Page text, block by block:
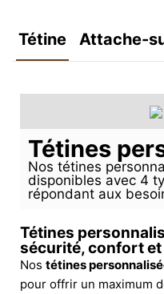
Tétine Attache-
Tétines
Nos tétines
disponibles avec 4
répondant aux
Tétines
sécurité, confort
Nos tétines
pour offrir un maximum